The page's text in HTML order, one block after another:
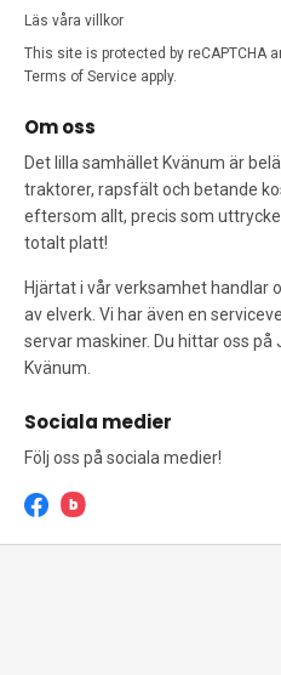
Läs våra villkor
This site is protected by reCAPTCHA
Terms of Service apply.
Om oss
Det lilla samhället Kvänum är
traktorer, rapsfält och betande
eftersom allt, precis som
totalt platt!
Hjärtat i vår verksamhet handlar
av elverk. Vi har även en
servar maskiner. Du hittar oss
Kvänum.
Sociala medier
Följ oss på sociala medier!